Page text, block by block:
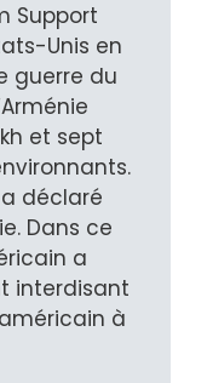
Support
Unis en
guerre du
et sept
a déclaré
Dans ce
a
interdisant
à